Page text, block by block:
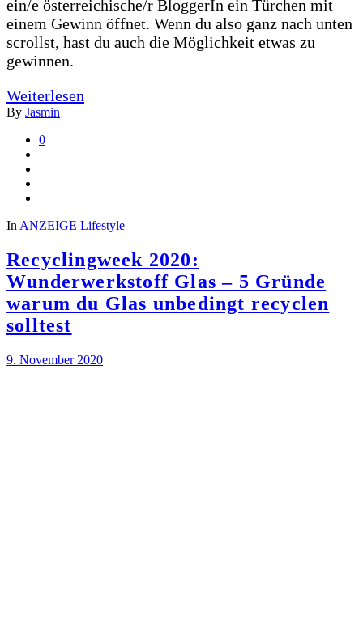
ein/e österreichische/r BloggerIn ein Türchen mit
einem Gewinn öffnet. Wenn du also ganz nach unten
scrollst, hast du auch die Möglichkeit etwas zu
gewinnen.
Weiterlesen
By Jasmin
0
InANZEIGE Lifestyle
Recyclingweek 2020:
Wunderwerkstoff Glas – 5 Gründe
warum du Glas unbedingt recyclen
solltest
9. November 2020